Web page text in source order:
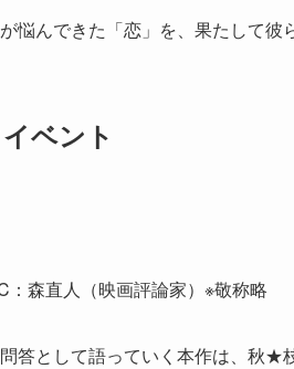
悩んできた「恋」を、果たして
ベント
：森直人（映画評論家）※敬称略
答として語っていく本作は、秋★